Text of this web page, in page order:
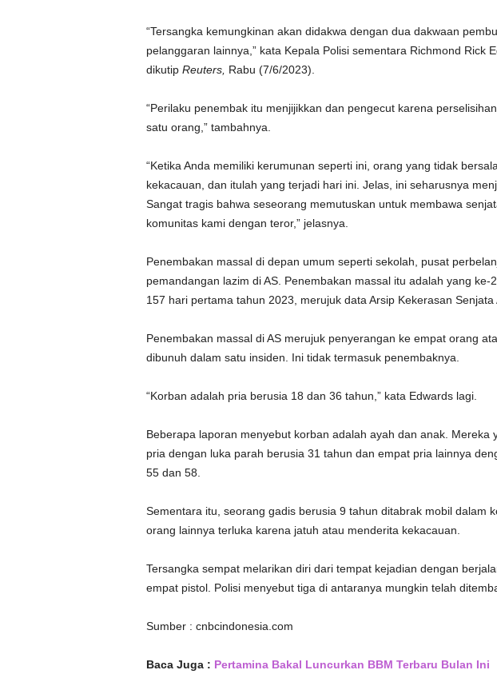
“Tersangka kemungkinan akan didakwa dengan dua dakwaan
pelanggaran lainnya,” kata Kepala Polisi sementara Richmond Rick
dikutip Reuters, Rabu (7/6/2023).
“Perilaku penembak itu menjijikkan dan pengecut karena
satu orang,” tambahnya.
“Ketika Anda memiliki kerumunan seperti ini, orang yang tidak
kekacauan, dan itulah yang terjadi hari ini. Jelas, ini seharusnya
Sangat tragis bahwa seseorang memutuskan untuk membawa
komunitas kami dengan teror,” jelasnya.
Penembakan massal di depan umum seperti sekolah, pusat
pemandangan lazim di AS. Penembakan massal itu adalah yang ke-
157 hari pertama tahun 2023, merujuk data Arsip Kekerasan Senjata
Penembakan massal di AS merujuk penyerangan ke empat orang
dibunuh dalam satu insiden. Ini tidak termasuk penembaknya.
“Korban adalah pria berusia 18 dan 36 tahun,” kata Edwards lagi.
Beberapa laporan menyebut korban adalah ayah dan anak. Mereka
pria dengan luka parah berusia 31 tahun dan empat pria lainnya
55 dan 58.
Sementara itu, seorang gadis berusia 9 tahun ditabrak mobil dalam
orang lainnya terluka karena jatuh atau menderita kekacauan.
Tersangka sempat melarikan diri dari tempat kejadian dengan
empat pistol. Polisi menyebut tiga di antaranya mungkin telah
Sumber : cnbcindonesia.com
Baca Juga : Pertamina Bakal Luncurkan BBM Terbaru Bulan Ini